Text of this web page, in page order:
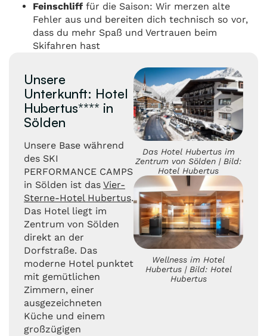
Feinschliff für die Saison: Wir merzen alte
Fehler aus und bereiten dich technisch so vor,
dass du mehr Spaß und Vertrauen beim
Skifahren hast
Unsere
Unterkunft: Hotel
Hubertus**** in
Sölden
Unsere Base während
des SKI
PERFORMANCE CAMPS
in Sölden ist das Vier-
Sterne-Hotel Hubertus.
Das Hotel liegt im
Zentrum von Sölden
direkt an der
Dorfstraße. Das
moderne Hotel punktet
mit gemütlichen
Zimmern, einer
ausgezeichneten
Küche und einem
großzügigen
Das Hotel Hubertus im
Zentrum von Sölden | Bild:
Hotel Hubertus
Wellness im Hotel
Hubertus | Bild: Hotel
Hubertus